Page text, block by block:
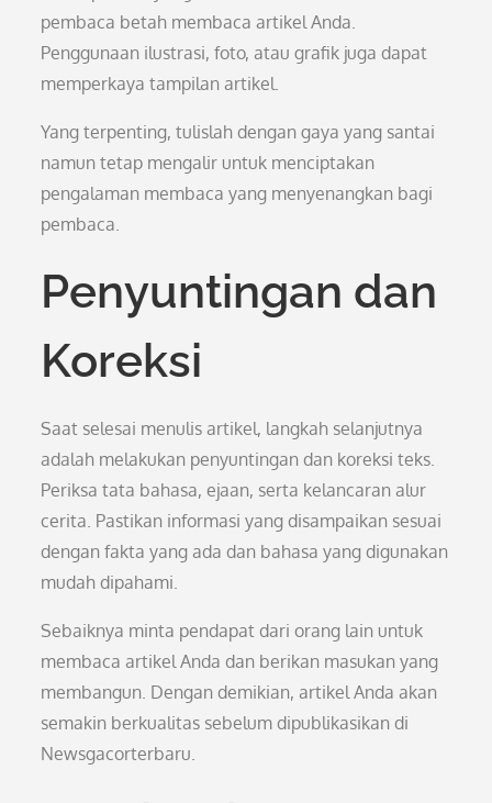
pembaca betah membaca artikel Anda.
Penggunaan ilustrasi, foto, atau grafik juga dapat
memperkaya tampilan artikel.
Yang terpenting, tulislah dengan gaya yang santai
namun tetap mengalir untuk menciptakan
pengalaman membaca yang menyenangkan bagi
pembaca.
Penyuntingan dan
Koreksi
Saat selesai menulis artikel, langkah selanjutnya
adalah melakukan penyuntingan dan koreksi teks.
Periksa tata bahasa, ejaan, serta kelancaran alur
cerita. Pastikan informasi yang disampaikan sesuai
dengan fakta yang ada dan bahasa yang digunakan
mudah dipahami.
Sebaiknya minta pendapat dari orang lain untuk
membaca artikel Anda dan berikan masukan yang
membangun. Dengan demikian, artikel Anda akan
semakin berkualitas sebelum dipublikasikan di
Newsgacorterbaru.